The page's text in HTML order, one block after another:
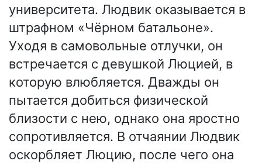
университета. Людвик оказывается в
штрафном «Чёрном батальоне».
Уходя в самовольные отлучки, он
встречается с девушкой Люцией, в
которую влюбляется. Дважды он
пытается добиться физической
близости с нею, однако она яростно
сопротивляется. В отчаянии Людвик
оскорбляет Люцию, после чего она